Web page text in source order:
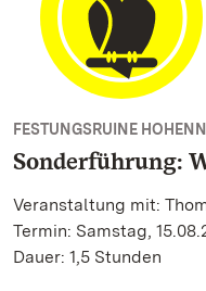
FESTUNGSRUINE
Sonderführung:
Veranstaltung mit:
Termin: Samstag,
Dauer: 1,5 Stunden